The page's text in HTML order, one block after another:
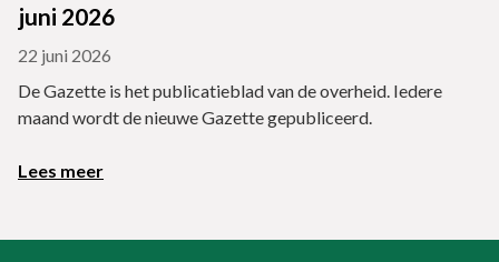
juni 2026
22 juni 2026
De Gazette is het publicatieblad van de overheid. Iedere
maand wordt de nieuwe Gazette gepubliceerd.
Lees meer